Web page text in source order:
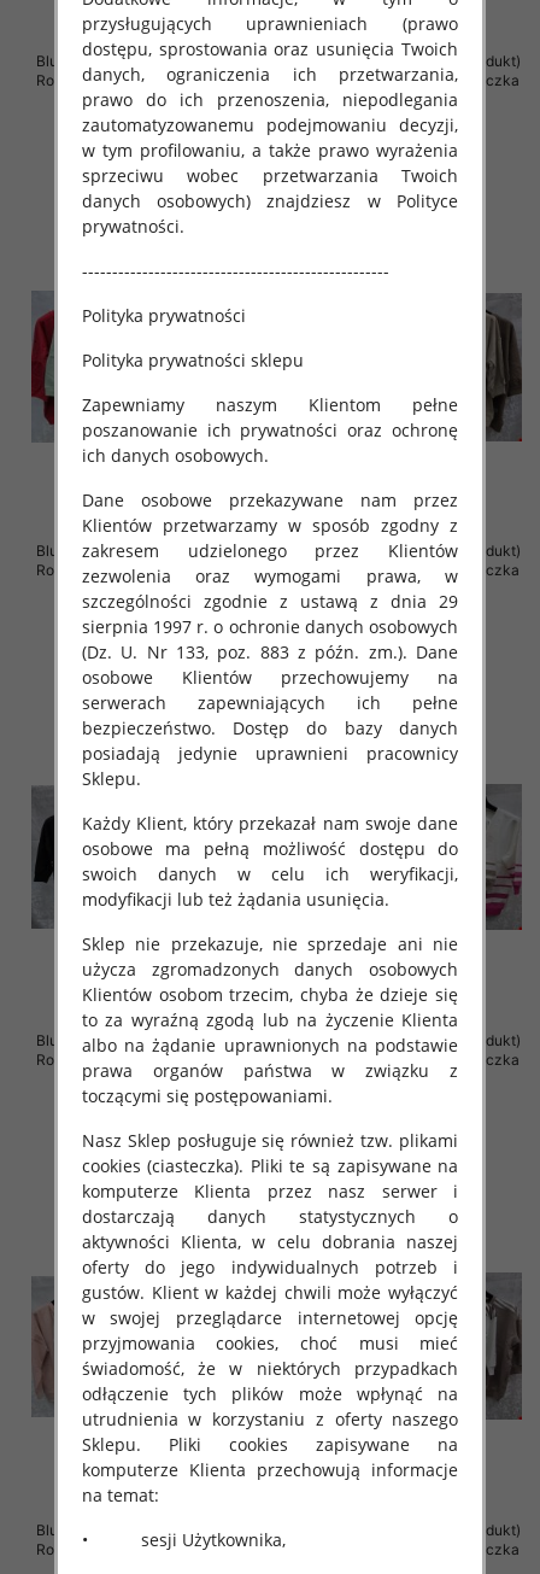
Bluzki damskie ( Turecki produkt)
Roz Standard , Mix Kolor .Paczka
12 szt
42.00 zł
szczegóły
Bluzki damskie ( Turecki produkt)
Roz Standard , Mix Kolor .Paczka
12 szt
42.00 zł
szczegóły
Bluzki damskie ( Turecki produkt)
Roz Standard , Mix Kolor .Paczka
42.00 zł
szczegóły
Bluzki damskie ( Turecki produkt)
Roz Standard , Mix Kolor .Paczka
12 szt
42.00 zł
szczegóły
Bluzki damskie ( Turecki produkt)
Roz Standard , Mix Kolor .Paczka
12 szt
szczegóły
Bluzki damskie ( Turecki produkt)
Roz Standard , Mix Kolor .Paczka
12 szt
szczegóły
Bluzki damskie ( Turecki produkt)
Roz Standard , Mix Kolor .Paczka
Bluzki damskie ( Turecki produkt)
Roz Standard , Mix Kolor .Paczka
przysługujących uprawnieniach (prawo
dostępu, sprostowania oraz usunięcia Twoich
danych, ograniczenia ich przetwarzania,
prawo do ich przenoszenia, niepodlegania
zautomatyzowanemu podejmowaniu decyzji,
w tym profilowaniu, a także prawo wyrażenia
sprzeciwu wobec przetwarzania Twoich
danych osobowych) znajdziesz w Polityce
prywatności.
---------------------------------------------------
Polityka prywatności
Polityka prywatności sklepu
Zapewniamy naszym Klientom pełne
poszanowanie ich prywatności oraz ochronę
ich danych osobowych.
Dane osobowe przekazywane nam przez
Klientów przetwarzamy w sposób zgodny z
zakresem udzielonego przez Klientów
zezwolenia oraz wymogami prawa, w
szczególności zgodnie z ustawą z dnia 29
sierpnia 1997 r. o ochronie danych osobowych
(Dz. U. Nr 133, poz. 883 z późn. zm.). Dane
osobowe Klientów przechowujemy na
serwerach zapewniających ich pełne
bezpieczeństwo. Dostęp do bazy danych
posiadają jedynie uprawnieni pracownicy
Sklepu.
Każdy Klient, który przekazał nam swoje dane
osobowe ma pełną możliwość dostępu do
swoich danych w celu ich weryfikacji,
modyfikacji lub też żądania usunięcia.
Sklep nie przekazuje, nie sprzedaje ani nie
użycza zgromadzonych danych osobowych
Klientów osobom trzecim, chyba że dzieje się
to za wyraźną zgodą lub na życzenie Klienta
albo na żądanie uprawnionych na podstawie
prawa organów państwa w związku z
toczącymi się postępowaniami.
Nasz Sklep posługuje się również tzw. plikami
cookies (ciasteczka). Pliki te są zapisywane na
komputerze Klienta przez nasz serwer i
dostarczają danych statystycznych o
aktywności Klienta, w celu dobrania naszej
oferty do jego indywidualnych potrzeb i
gustów. Klient w każdej chwili może wyłączyć
w swojej przeglądarce internetowej opcję
przyjmowania cookies, choć musi mieć
świadomość, że w niektórych przypadkach
odłączenie tych plików może wpłynąć na
utrudnienia w korzystaniu z oferty naszego
Sklepu. Pliki cookies zapisywane na
komputerze Klienta przechowują informacje
na temat:
• sesji Użytkownika,